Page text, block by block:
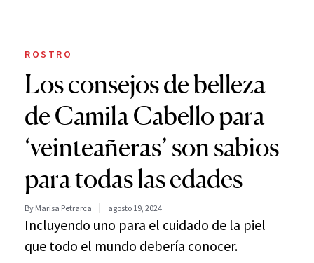
ROSTRO
Los consejos de belleza
de Camila Cabello para
‘veinteañeras’ son sabios
para todas las edades
By Marisa Petrarca agosto 19, 2024
Incluyendo uno para el cuidado de la piel
que todo el mundo debería conocer.